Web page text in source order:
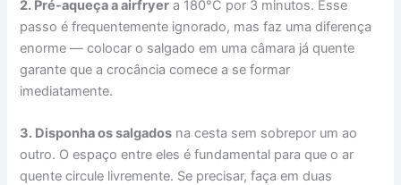
2. Pré-aqueça a airfryer a 180°C por 3 minutos. Esse
passo é frequentemente ignorado, mas faz uma diferença
enorme — colocar o salgado em uma câmara já quente
garante que a crocância comece a se formar
imediatamente.
3. Disponha os salgados na cesta sem sobrepor um ao
outro. O espaço entre eles é fundamental para que o ar
quente circule livremente. Se precisar, faça em duas